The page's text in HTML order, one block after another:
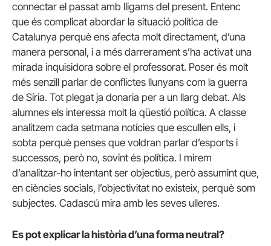
connectar el passat amb lligams del present. Entenc
que és complicat abordar la situació política de
Catalunya perquè ens afecta molt directament, d’una
manera personal, i a més darrerament s’ha activat una
mirada inquisidora sobre el professorat. Poser és molt
més senzill parlar de conflictes llunyans com la guerra
de Síria. Tot plegat ja donaria per a un llarg debat. Als
alumnes els interessa molt la qüestió política. A classe
analitzem cada setmana notícies que escullen ells, i
sobta perquè penses que voldran parlar d’esports i
successos, però no, sovint és política. I mirem
d’analitzar-ho intentant ser objectius, però assumint que,
en ciències socials, l’objectivitat no existeix, perquè som
subjectes. Cadascú mira amb les seves ulleres.
Es pot explicar la història d’una forma neutral?